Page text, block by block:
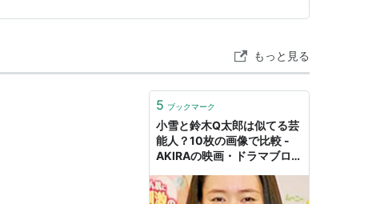
もっと見る
5 ブックマーク
小雪と鈴木Q太郎は似てる芸
能人？10枚の画像で比較 -
AKIRAの映画・ドラマブロ